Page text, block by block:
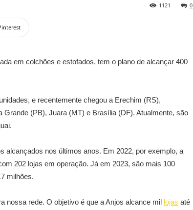
0
1121
em colchões e estofados, tem o plano de alcançar 400
e recentemente chegou a Erechim (RS),
(PB), Juara (MT) e Brasília (DF). Atualmente, são
alcançados nos últimos anos. Em 2022, por exemplo, a
202 lojas em operação. Já em 2023, são mais 100
milhões.
nossa rede. O objetivo é que a Anjos alcance mil lojas até